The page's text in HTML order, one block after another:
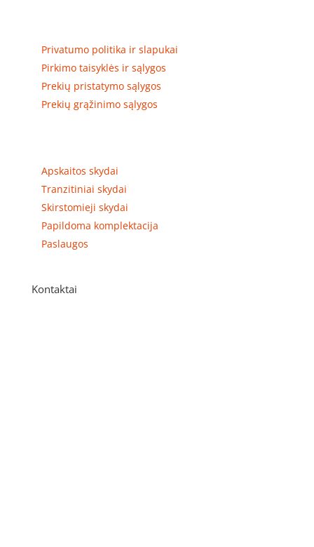
Privatumo politika ir slapukai
Pirkimo taisyklės ir sąlygos
Prekių pristatymo sąlygos
Prekių grąžinimo sąlygos
Apskaitos skydai
Tranzitiniai skydai
Skirstomieji skydai
Papildoma komplektacija
Paslaugos
Kontaktai